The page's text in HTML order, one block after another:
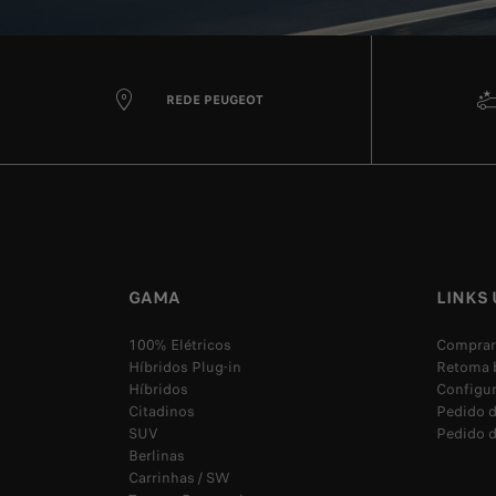
REDE PEUGEOT
GAMA
100% Elétricos
Híbridos Plug-in
Híbridos
Citadinos
SUV
Berlinas
Carrinhas / SW
LINKS
Retoma
Pedido
Pedido